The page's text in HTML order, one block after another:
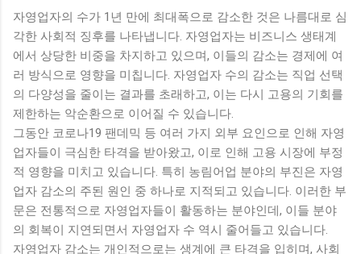
자영업자의 수가 1년 만에 최대폭으로 감소한 것은 나름대로 심
각한 사회적 징후를 나타냅니다. 자영업자는 비즈니스 생태계
에서 상당한 비중을 차지하고 있으며, 이들의 감소는 경제에 여
러 방식으로 영향을 미칩니다. 자영업자 수의 감소는 직업 선택
의 다양성을 줄이는 결과를 초래하고, 이는 다시 고용의 기회를
제한하는 악순환으로 이어질 수 있습니다.
그동안 코로나19 팬데믹 등 여러 가지 외부 요인으로 인해 자영
업자들이 극심한 타격을 받아왔고, 이로 인해 고용 시장에 부정
적 영향을 미치고 있습니다. 특히 농림어업 분야의 부진은 자영
업자 감소의 주된 원인 중 하나로 지적되고 있습니다. 이러한 부
문은 전통적으로 자영업자들이 활동하는 분야인데, 이들 분야
의 회복이 지연되면서 자영업자 수 역시 줄어들고 있습니다.
자영업자 감소는 개인적으로는 생계에 큰 타격을 입히며, 사회